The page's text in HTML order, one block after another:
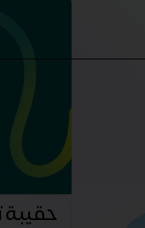
حقيبة